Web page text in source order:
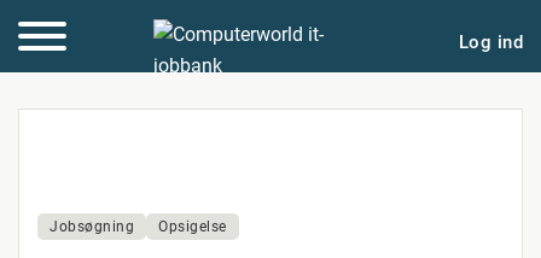
Log ind
Jobsøgning Opsigelse